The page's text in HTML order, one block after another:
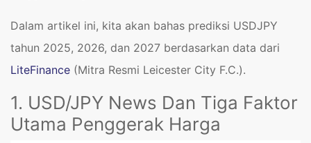
Dalam artikel ini, kita akan bahas prediksi USDJPY
tahun 2025, 2026, dan 2027 berdasarkan data dari
LiteFinance (Mitra Resmi Leicester City F.C.).
1. USD/JPY News Dan Tiga Faktor
Utama Penggerak Harga